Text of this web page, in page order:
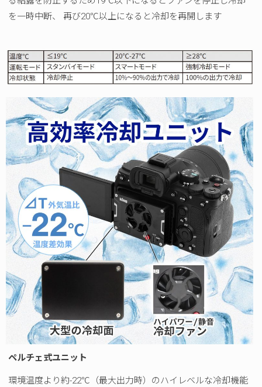
を一時中断、 再び20℃以上になると冷却を再開します
ペルチェ式ユニット
環境温度より約-22℃（最大出力時）のハイレベルな冷却機能